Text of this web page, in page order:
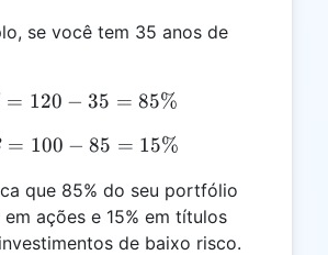
se você tem 35 anos de
S = 120 - 35 = 85\%
= 120 − 35 = 85%
B = 100 - 85 = 15\%
= 100 − 85 = 15%
que 85% do seu portfólio
ações e 15% em títulos
de baixo risco.